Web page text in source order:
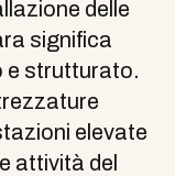
delle
significa
e strutturato.
elevate
attività del